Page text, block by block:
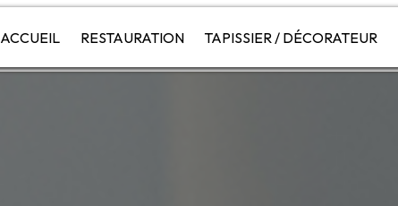
ACCUEIL RESTAURATION TAPISSIER / DÉCORATEUR